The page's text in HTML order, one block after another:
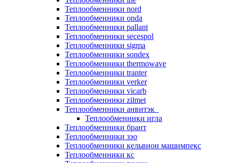
Теплообменники nord
Теплообменники onda
Теплообменники pallant
Теплообменники secespol
Теплообменники sigma
Теплообменники sondex
Теплообменники thermowave
Теплообменники tranter
Теплообменники verker
Теплообменники vicarb
Теплообменники zilmet
Теплообменники анвитэк
Теплообменники игла
Теплообменники брант
Теплообменники зэо
Теплообменники кельвион машимпекс
Теплообменники кс